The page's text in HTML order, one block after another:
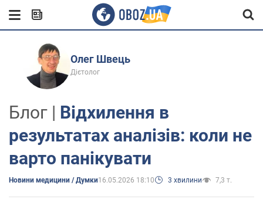
Олег Швець
Дієтолог
Блог | Відхилення в
результатах аналізів: коли не
варто панікувати
Новини медицини / Думки16.05.2026 18:10 3 хвилини 7,3 т.